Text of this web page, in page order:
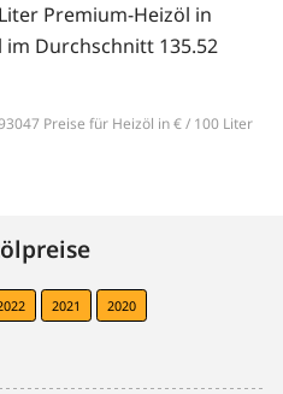
Premium-Heizöl in
Durchschnitt 135.52
Preise für Heizöl in € / 100 Liter
2021
2020